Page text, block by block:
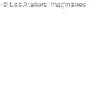
© Les Ateliers Imaginaires